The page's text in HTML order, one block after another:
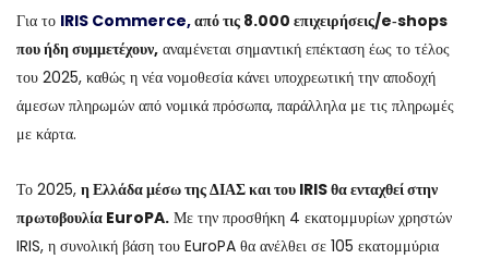
Για το IRIS Commerce,από τις 8.000 επιχειρήσεις/e‑shops
που ήδη συμμετέχουν, αναμένεται σημαντική επέκταση έως το τέλος
του 2025, καθώς η νέα νομοθεσία κάνει υποχρεωτική την αποδοχή
άμεσων πληρωμών από νομικά πρόσωπα, παράλληλα με τις πληρωμές
με κάρτα.
Το 2025, η Ελλάδα μέσω της ΔΙΑΣ και του IRIS θα ενταχθεί στην
πρωτοβουλία EuroPA. Με την προσθήκη 4 εκατομμυρίων χρηστών
IRIS, η συνολική βάση του EuroPA θα ανέλθει σε 105 εκατομμύρια